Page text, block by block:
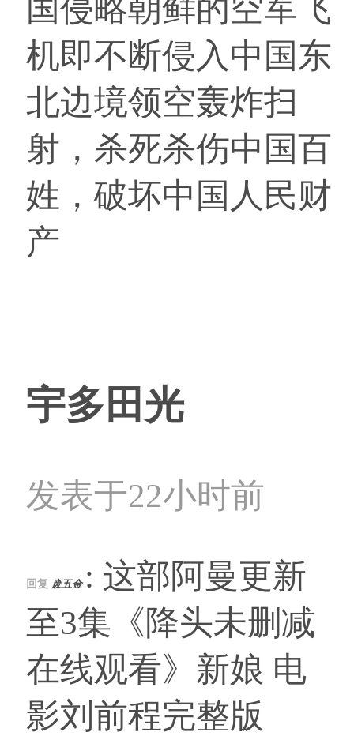
国侵略朝鲜的空军飞
机即不断侵入中国东
北边境领空轰炸扫
射，杀死杀伤中国百
姓，破坏中国人民财
产
宇多田光
发表于22小时前
回复 废五金 : 这部阿曼更新
至3集《降头未删减
在线观看》新娘 电
影刘前程完整版